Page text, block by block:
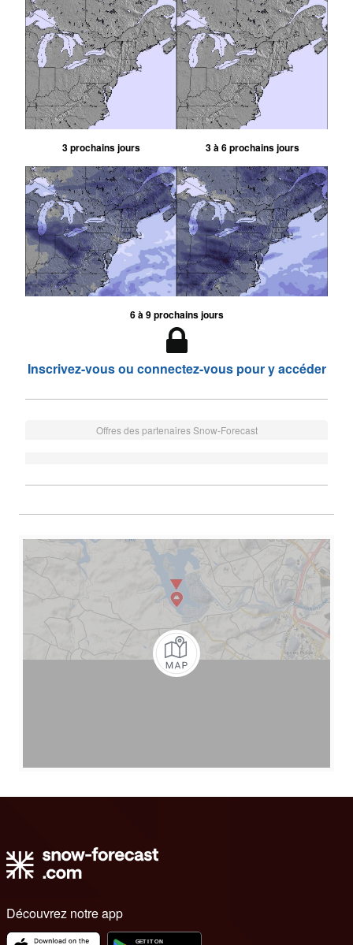
3 prochains jours 3 à 6 prochains jours
6 à 9 prochains jours
Inscrivez-vous ou connectez-vous pour y accéder
Offres des partenaires Snow-Forecast
Découvrez notre app